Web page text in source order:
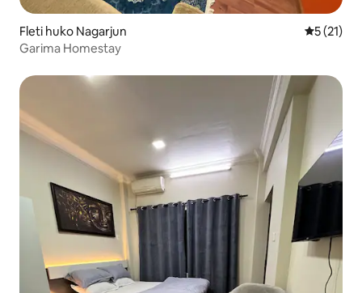
Fleti huko Nagarjun Ukadiriaji
5 (21)
Garima Homestay